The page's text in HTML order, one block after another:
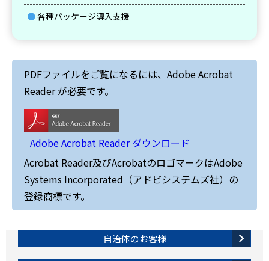
●各種パッケージ導入支援
PDFファイルをご覧になるには、Adobe Acrobat
Reader が必要です。
Adobe Acrobat Reader ダウンロード
Acrobat Reader及びAcrobatのロゴマークはAdobe
Systems Incorporated（アドビシステムズ社）の
登録商標です。
自治体のお客様